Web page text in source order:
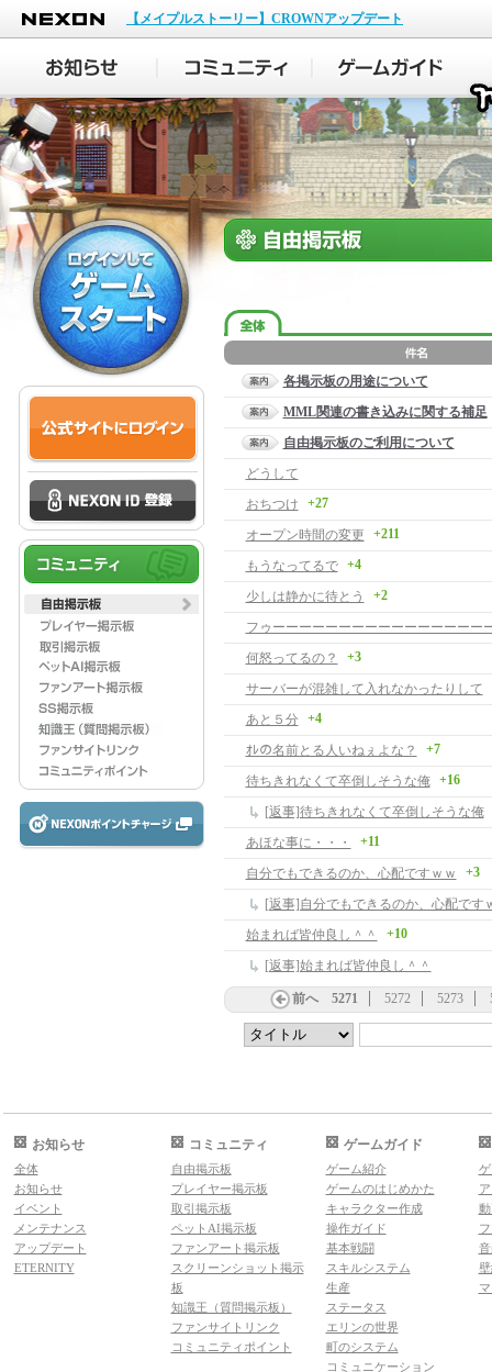
NEXON
【メイプルストーリー】CROWNアップデート
各掲示板の用途について
MML関連の書き込みに関する補足
自由掲示板のご利用について
どうして
おちつけ
+27
オープン時間の変更 +211
もうなってるで +4
少しは静かに待とう +2
何怒ってるの？ +3
サーバーが混雑して入れなかったりして
あと５分 +4
ｵﾚの名前とる人いねぇよな？ +7
待ちきれなくて卒倒しそうな俺 +16
[返事]待ちきれなくて卒倒しそうな俺
あほな事に・・・
+11
自分でもできるのか、心配ですｗｗ +3
[返事]自分でもできるのか、心配です
始まれば皆仲良し＾＾
+10
[返事]始まれば皆仲良し＾＾
前へ 5271 5272 5273
お知らせ
全体
お知らせ
イベント
メンテナンス
アップデート
ETERNITY
コミュニティ
自由掲示板
プレイヤー掲示板
取引掲示板
ペットAI掲示板
ファンアート掲示板
スクリーンショット掲示
板
知識王（質問掲示板）
ファンサイトリンク
コミュニティポイント
ゲームガイド
ゲーム紹介
ゲームのはじめかた
キャラクター作成
操作ガイド
基本戦闘
スキルシステム
生産
ステータス
エリンの世界
町のシステム
コミュニケーション